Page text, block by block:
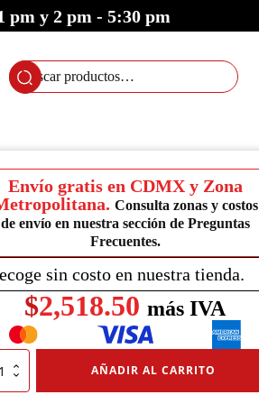
pm y 2 pm - 5:30 pm
Buscar
por:
Envío gratis en CDMX y Zona
Consulta zonas y costos
de envío en nuestra sección de Preguntas
Frecuentes.
sin costo en nuestra tienda.
$2,518.50 más IVA
AÑADIR AL CARRITO